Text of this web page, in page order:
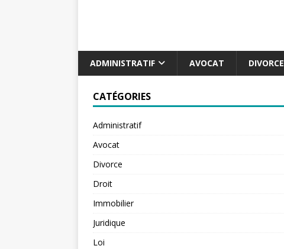
ADMINISTRATIF AVOCAT DIVORCE
CATÉGORIES
Administratif
Avocat
Divorce
Droit
Immobilier
Juridique
Loi